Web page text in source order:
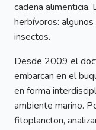
cadena alimenticia.
herbívoros:
insectos.
Desde 2009 el
embarcan en el
en forma
ambiente marino.
fitoplancton,